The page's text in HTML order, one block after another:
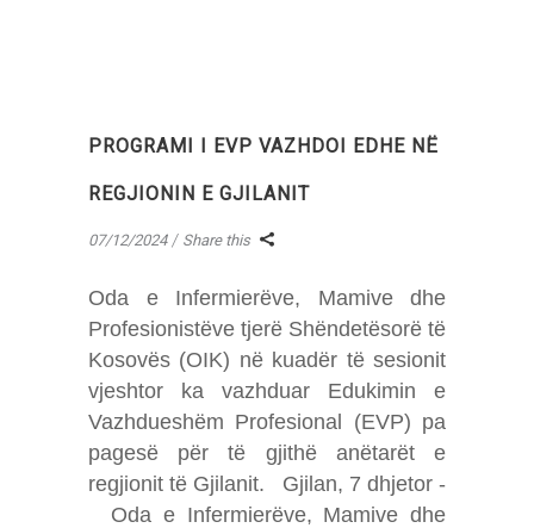
PROGRAMI I EVP VAZHDOI EDHE NË
REGJIONIN E GJILANIT
07/12/2024 Share this
Oda e Infermierëve, Mamive dhe
Profesionistëve tjerë Shëndetësorë të
Kosovës (OIK) në kuadër të sesionit
vjeshtor ka vazhduar Edukimin e
Vazhdueshëm Profesional (EVP) pa
pagesë për të gjithë anëtarët e
regjionit të Gjilanit. Gjilan, 7 dhjetor -
Oda e Infermierëve, Mamive dhe